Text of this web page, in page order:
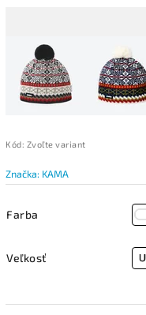
Kód: Zvoľte variant
Značka: KAMA
Farba
Veľkosť